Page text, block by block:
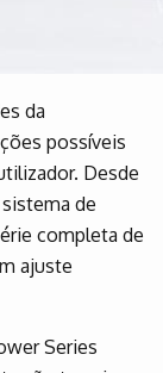
da
possíveis
Desde
de
completa de
ajuste
Series